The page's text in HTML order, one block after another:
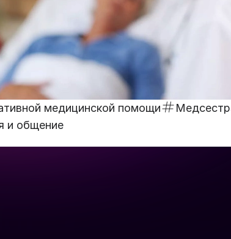
медицинской помощи
и общение